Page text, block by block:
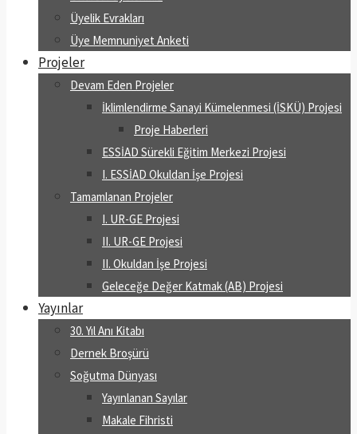
Üyelik Evrakları
Üye Memnuniyet Anketi
Projeler
Devam Eden Projeler
İklimlendirme Sanayi Kümelenmesi (İSKÜ) Projesi
Proje Haberleri
ESSİAD Sürekli Eğitim Merkezi Projesi
I. ESSİAD Okuldan İşe Projesi
Tamamlanan Projeler
I. UR-GE Projesi
II. UR-GE Projesi
II. Okuldan İşe Projesi
Geleceğe Değer Katmak (AB) Projesi
Yayınlar
30. Yıl Anı Kitabı
Dernek Broşürü
Soğutma Dünyası
Yayınlanan Sayılar
Makale Fihristi